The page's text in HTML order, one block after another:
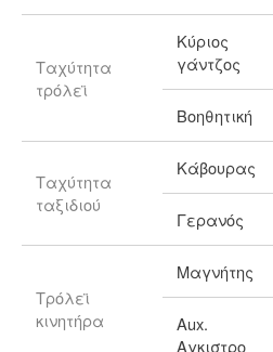
Ταχύτητα
τρόλεϊ
Κύριος
γάντζος
Βοηθητική
Ταχύτητα
ταξιδιού
Κάβουρας
Γερανός
Τρόλεϊ
κινητήρα
Μαγνήτης
Aux.
Αγκιστρο